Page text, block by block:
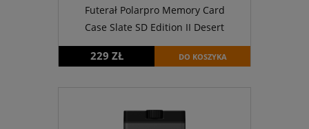
Futerał Polarpro Memory Card
Case Slate SD Edition II Desert
229 ZŁ DO KOSZYKA